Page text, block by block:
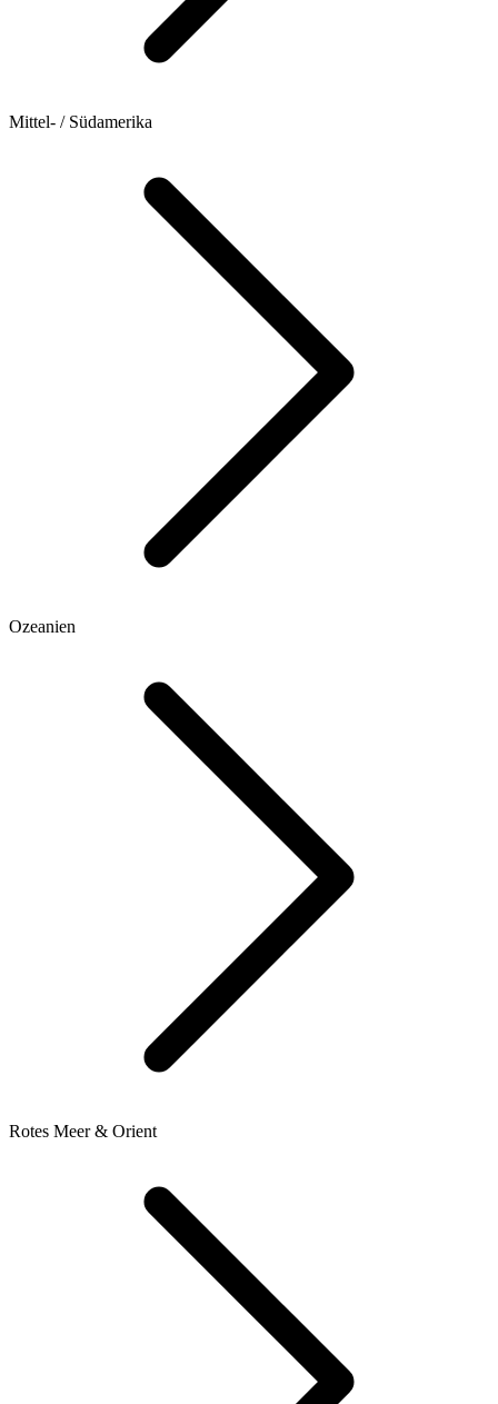
Mittel- / Südamerika
Ozeanien
Rotes Meer & Orient